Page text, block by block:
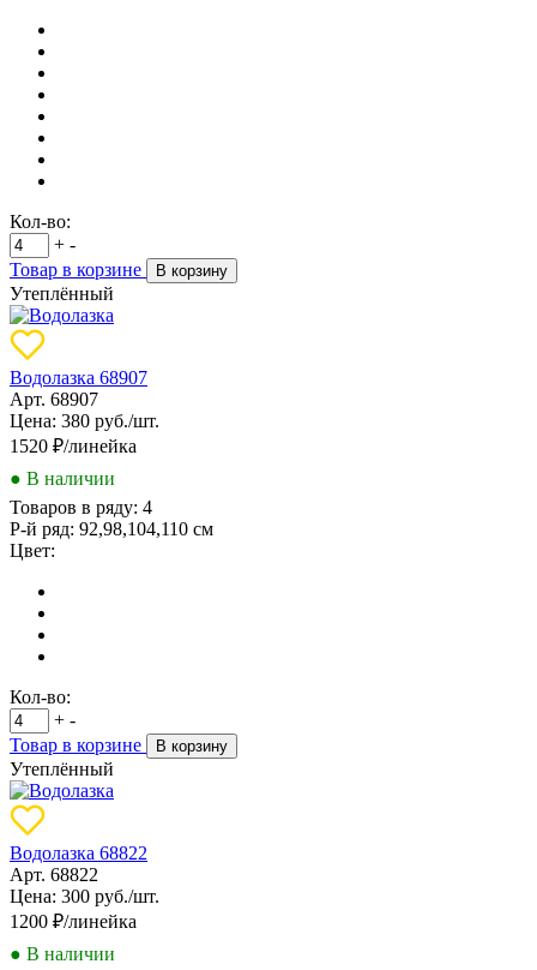
Кол-во:
+ -
Товар в корзине
В корзину
Утеплённый
Водолазка 68907
Арт. 68907
Цена: 380 руб./шт.
1520 ₽/линейка
● В наличии
Товаров в ряду: 4
Р-й ряд: 92,98,104,110 см
Цвет:
Кол-во:
+ -
Товар в корзине
В корзину
Утеплённый
Водолазка 68822
Арт. 68822
Цена: 300 руб./шт.
1200 ₽/линейка
● В наличии